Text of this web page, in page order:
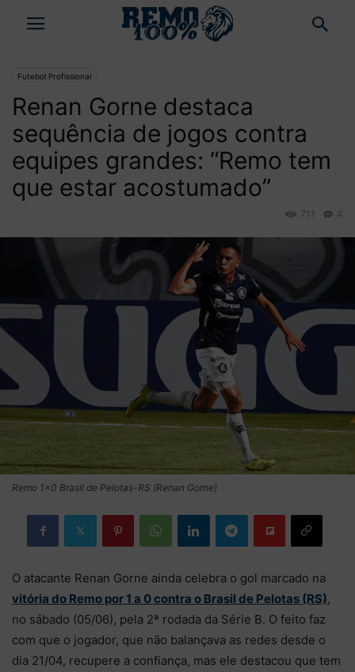
Futebol Profissional
Renan Gorne destaca
sequência de jogos contra
equipes grandes: “Remo tem
que estar acostumado”
4
711
Remo 1×0 Brasil de Pelotas-RS (Renan Gorne)
O atacante Renan Gorne ainda celebra o gol marcado na
vitória do Remo por 1 a 0 contra o Brasil de Pelotas (RS),
no sábado (05/06), pela 2ª rodada da Série B. O feito faz
com que o jogador, que não balançava as redes desde o
dia 21/04, recupere a confiança, mas ele destacou que tem